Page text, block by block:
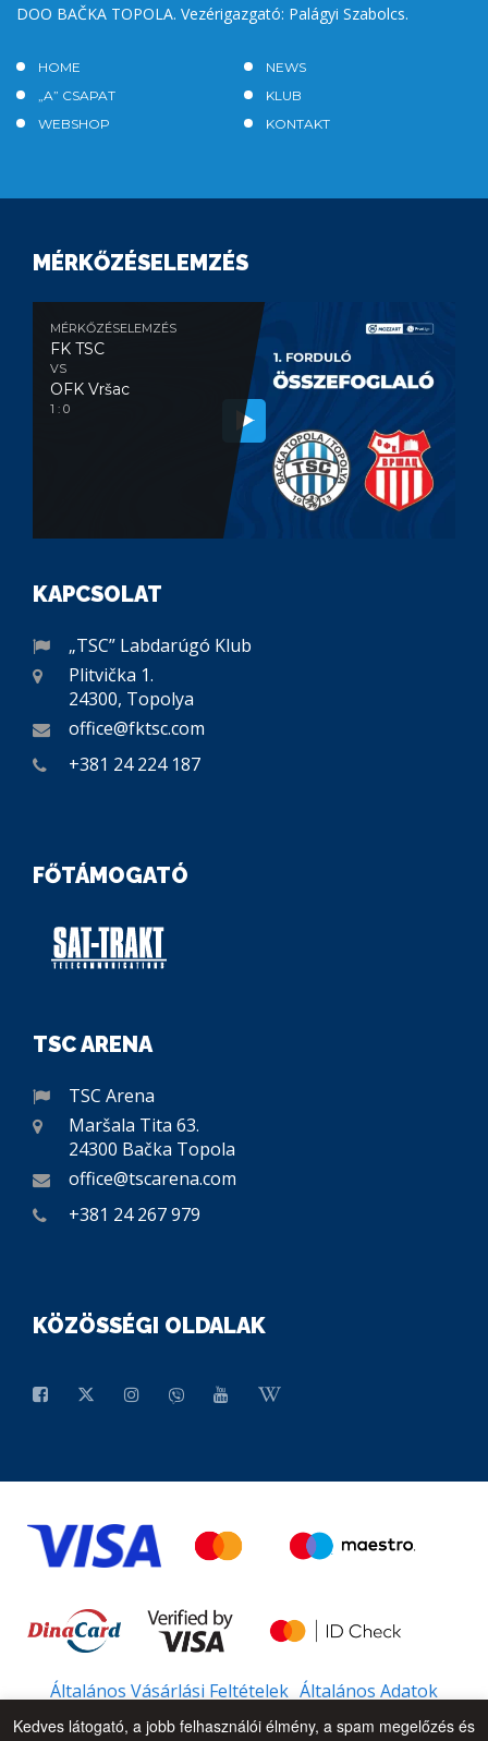
DOO BAČKA TOPOLA. Vezérigazgató: Palágyi Szabolcs.
HOME
NEWS
„A” CSAPAT
KLUB
WEBSHOP
KONTAKT
MÉRKŐZÉSELEMZÉS
MÉRKŐZÉSELEMZÉS
FK TSC
VS
OFK Vršac
1 : 0
KAPCSOLAT
„TSC” Labdarúgó Klub
Plitvička 1.
24300, Topolya
office@fktsc.com
+381 24 224 187
FŐTÁMOGATÓ
TSC ARENA
TSC Arena
Maršala Tita 63.
24300 Bačka Topola
office@tscarena.com
+381 24 267 979
KÖZÖSSÉGI OLDALAK
Általános Vásárlási Feltételek Általános Adatok
Kedves látogató, a jobb felhasználói élmény, a spam megelőzés és